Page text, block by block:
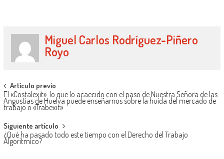
Miguel Carlos Rodríguez-Piñero
Royo
Artículo previo
El «Costalexit»: lo que lo acaecido con el paso de Nuestra Señora de las
Angustias de Huelva puede enseñarnos sobre la huida del mercado de
trabajo o «Trabexit»
Siguiente artículo
¿Qué ha pasado todo este tiempo con el Derecho del Trabajo
Algorítmico?